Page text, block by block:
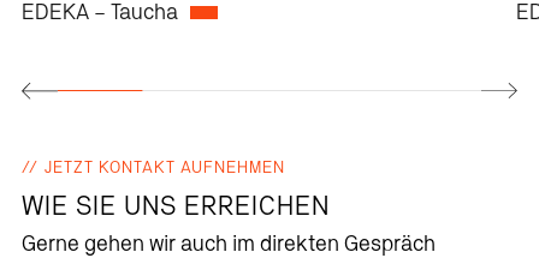
EDEKA – Taucha
WIE SIE UNS ERREICHEN
JETZT KONTAKT AUFNEHMEN
Gerne gehen wir auch im direkten Gespräch